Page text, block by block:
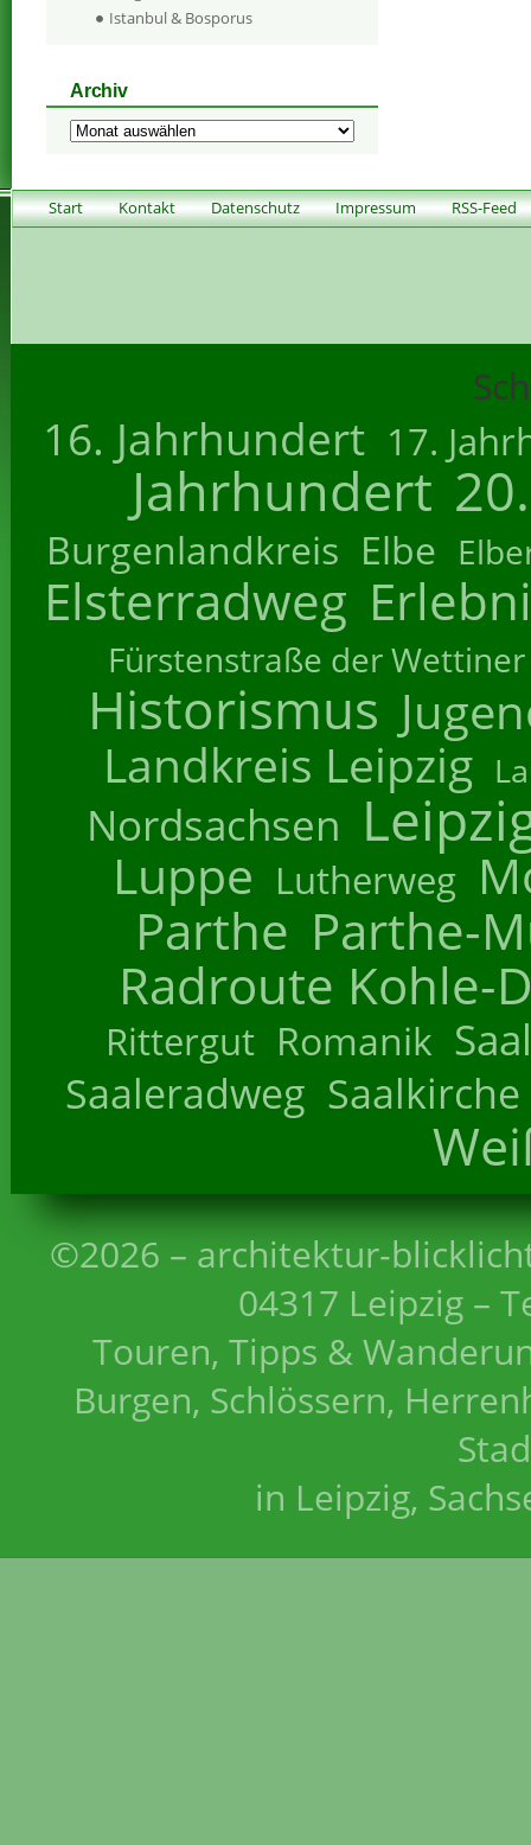
Istanbul & Bosporus
Archiv
Archiv
Start Kontakt Datenschutz Impressum RSS-Feed
16. Jahrhundert 17.
Jahrhundert
Burgenlandkreis Elbe
Elsterradweg
Fürstenstraße der Wettiner
Historismus
Landkreis Leipzig
Nordsachsen
Luppe Lutherweg
Parthe Parthe-
Radroute Kohle-
Rittergut Romanik
Saaleradweg Saalkirche
©2026 – architektur-
04317 Leipzig –
Touren, Tipps &
Burgen, Schlössern,
in Leipzig,